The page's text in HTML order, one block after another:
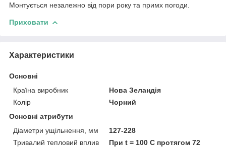
Монтується незалежно від пори року та примх погоди.
Приховати
Характеристики
Основні
Країна виробник
Нова Зеландія
Колір
Чорний
Основні атрибути
Діаметри ущільнення, мм
127-228
Тривалий тепловий вплив
При t = 100 С протягом 72